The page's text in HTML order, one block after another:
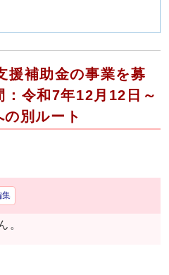
援補助金の事業を募
令和7年12月12日～
別ルート
集
。